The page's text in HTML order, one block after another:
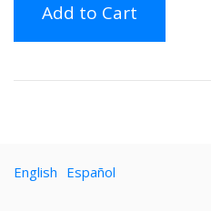
Add to Cart
English Español